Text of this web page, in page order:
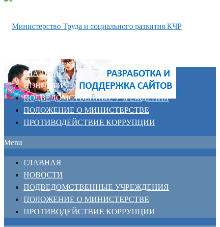
ГЛАВНАЯ
НОВОСТИ
ПОДВЕДОМСТВЕННЫЕ УЧРЕЖДЕНИЯ
ПОЛОЖЕНИЕ О МИНИСТЕРСТВЕ
ПРОТИВОДЕЙСТВИЕ КОРРУПЦИИ
Menu
ГЛАВНАЯ
НОВОСТИ
ПОДВЕДОМСТВЕННЫЕ УЧРЕЖДЕНИЯ
ПОЛОЖЕНИЕ О МИНИСТЕРСТВЕ
ПРОТИВОДЕЙСТВИЕ КОРРУПЦИИ